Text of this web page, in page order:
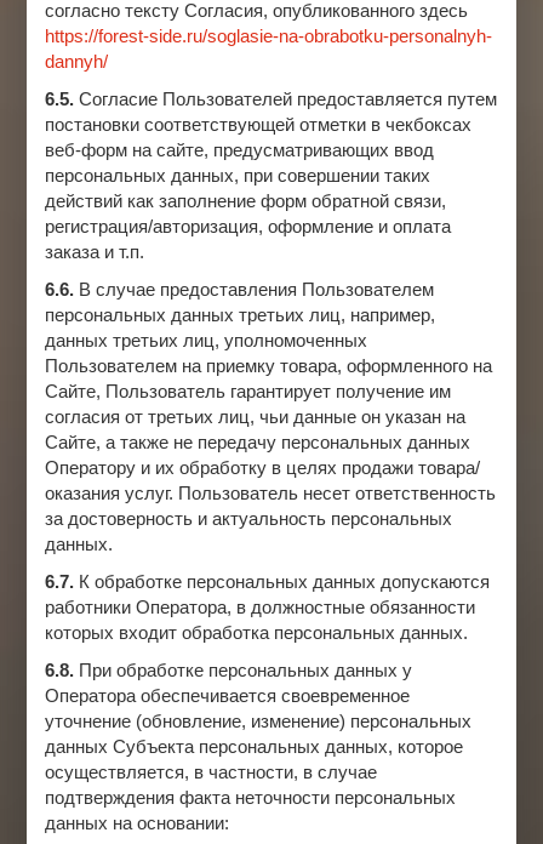
согласно тексту Согласия, опубликованного здесь
https://forest-side.ru/soglasie-na-obrabotku-personalnyh-
dannyh/
6.5. Согласие Пользователей предоставляется путем
постановки соответствующей отметки в чекбоксах
веб-форм на сайте, предусматривающих ввод
персональных данных, при совершении таких
действий как заполнение форм обратной связи,
регистрация/авторизация, оформление и оплата
заказа и т.п.
6.6. В случае предоставления Пользователем
персональных данных третьих лиц, например,
данных третьих лиц, уполномоченных
Пользователем на приемку товара, оформленного на
Сайте, Пользователь гарантирует получение им
согласия от третьих лиц, чьи данные он указан на
Сайте, а также не передачу персональных данных
Оператору и их обработку в целях продажи товара/
оказания услуг. Пользователь несет ответственность
за достоверность и актуальность персональных
данных.
6.7. К обработке персональных данных допускаются
работники Оператора, в должностные обязанности
которых входит обработка персональных данных.
6.8. При обработке персональных данных у
Оператора обеспечивается своевременное
уточнение (обновление, изменение) персональных
данных Субъекта персональных данных, которое
осуществляется, в частности, в случае
подтверждения факта неточности персональных
данных на основании: